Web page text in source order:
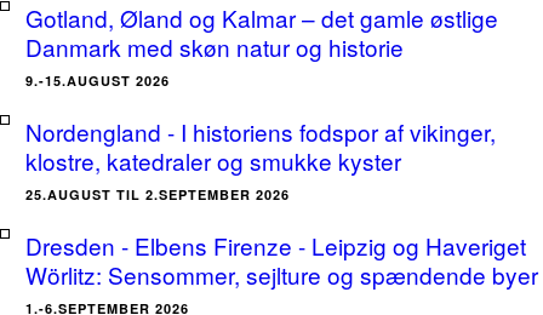
Gotland, Øland og Kalmar – det gamle østlige
Danmark med skøn natur og historie
9.-15.AUGUST 2026
Nordengland - I historiens fodspor af vikinger,
klostre, katedraler og smukke kyster
25.AUGUST TIL 2.SEPTEMBER 2026
Dresden - Elbens Firenze - Leipzig og Haveriget
Wörlitz: Sensommer, sejlture og spændende byer
1.-6.SEPTEMBER 2026